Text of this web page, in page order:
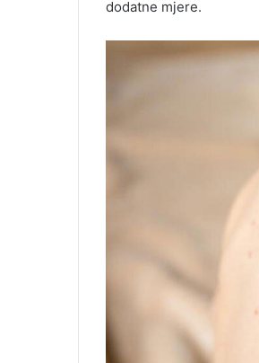
dodatne mjere.